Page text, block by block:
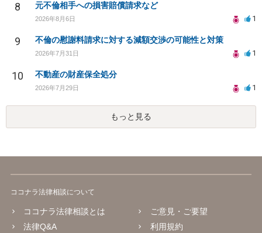
8 元不倫相手への損害賠償請求など
2026年8月6日 1
9 不倫の慰謝料請求に対する減額交渉の可能性と対策
2026年7月31日 1
10 不動産の財産保全処分
2026年7月29日 1
もっと見る
ココナラ法律相談について
ココナラ法律相談とは
法律Q&A
ご意見・ご要望
利用規約